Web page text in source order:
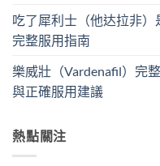
吃了犀利士（他达拉非
完整服用指南
樂威壯（Vardenafil）完
與正確服用建議
熱點關注